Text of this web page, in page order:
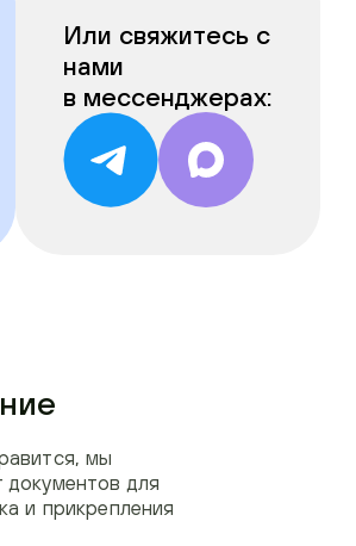
Или свяжитесь с
нами
в мессенджерах:
мы
документов для
и прикрепления